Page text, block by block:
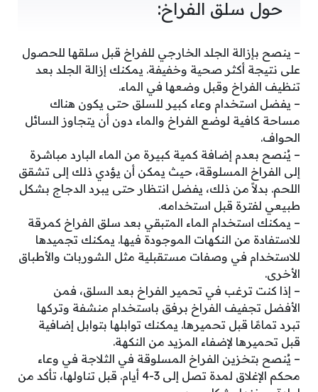
حول سلق الفراخ:
– ينصح بإزالة الجلد الخارجي للفراخ قبل سلقها للحصول
على نتيجة أكثر صحية وخفيفة. يمكنك إزالة الجلد بعد
تنظيف الفراخ وقبل وضعها في الماء.
– يفضل استخدام وعاء كبير للسلق حتى يكون هناك
مساحة كافية لوضع الفراخ والماء دون أن يتجاوز السائل
الحواف.
– يُنصح بعدم إضافة كمية كبيرة من الماء البارد مباشرة
إلى الفراخ المسلوقة، حيث يمكن أن يؤدي ذلك إلى تشقق
اللحم. بدلاً من ذلك، يفضل انتظار حتى يبرد الدجاج بشكل
طبيعي لفترة قبل استخدامه.
– يمكنك استخدام الماء المتبقي بعد سلق الفراخ كمرقة
للاستفادة من النكهات الموجودة فيها. يمكنك تجميدها
للاستخدام في وصفات مستقبلية مثل الشوربات والأطباق
الأخرى.
– إذا كنت ترغب في تحمير الفراخ بعد السلق، فمن
الأفضل تجفيف الفراخ برفق باستخدام منشفة وتركها
تبرد تمامًا قبل تحميرها. يمكنك توابلها بتوابل إضافية
قبل تحميرها لإضفاء المزيد من النكهة.
– يُنصح بتخزين الفراخ المسلوقة في الثلاجة في وعاء
محكم الإغلاق لمدة تصل إلى 3-4 أيام. قبل تناولها، تأكد من